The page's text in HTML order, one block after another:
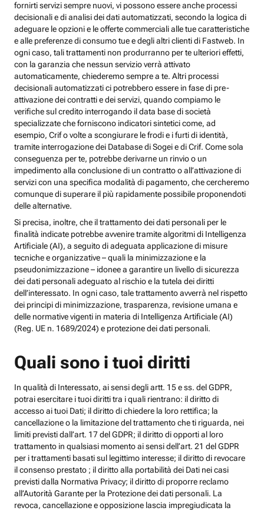
fornirti servizi sempre nuovi, vi possono essere anche processi
decisionali e di analisi dei dati automatizzati, secondo la logica di
adeguare le opzioni e le offerte commerciali alle tue caratteristiche
e alle preferenze di consumo tue e degli altri clienti di Fastweb. In
ogni caso, tali trattamenti non produrranno per te ulteriori effetti,
con la garanzia che nessun servizio verrà attivato
automaticamente, chiederemo sempre a te. Altri processi
decisionali automatizzati ci potrebbero essere in fase di pre-
attivazione dei contratti e dei servizi, quando compiamo le
verifiche sul credito interrogando il data base di società
specializzate che forniscono indicatori sintetici come, ad
esempio, Crif o volte a scongiurare le frodi e i furti di identità,
tramite interrogazione dei Database di Sogei e di Crif. Come sola
conseguenza per te, potrebbe derivarne un rinvio o un
impedimento alla conclusione di un contratto o all’attivazione di
servizi con una specifica modalità di pagamento, che cercheremo
comunque di superare il più rapidamente possibile proponendoti
delle alternative.
Si precisa, inoltre, che il trattamento dei dati personali per le
finalità indicate potrebbe avvenire tramite algoritmi di Intelligenza
Artificiale (AI), a seguito di adeguata applicazione di misure
tecniche e organizzative – quali la minimizzazione e la
pseudonimizzazione – idonee a garantire un livello di sicurezza
dei dati personali adeguato al rischio e la tutela dei diritti
dell’interessato. In ogni caso, tale trattamento avverrà nel rispetto
dei principi di minimizzazione, trasparenza, revisione umana e
delle normative vigenti in materia di Intelligenza Artificiale (AI)
(Reg. UE n. 1689/2024) e protezione dei dati personali.
Quali sono i tuoi diritti
In qualità di Interessato, ai sensi degli artt. 15 e ss. del GDPR,
potrai esercitare i tuoi diritti tra i quali rientrano: il diritto di
accesso ai tuoi Dati; il diritto di chiedere la loro rettifica; la
cancellazione o la limitazione del trattamento che ti riguarda, nei
limiti previsti dall’art. 17 del GDPR; il diritto di opporti al loro
trattamento in qualsiasi momento ai sensi dell’art. 21 del GDPR
per i trattamenti basati sul legittimo interesse; il diritto di revocare
il consenso prestato ; il diritto alla portabilità dei Dati nei casi
previsti dalla Normativa Privacy; il diritto di proporre reclamo
all’Autorità Garante per la Protezione dei dati personali. La
revoca, cancellazione e opposizione lascia impregiudicata la